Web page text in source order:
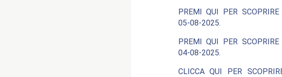
PREMI QUI PER
05-08-2025.
PREMI QUI PER
04-08-2025.
CLICCA QUI PER